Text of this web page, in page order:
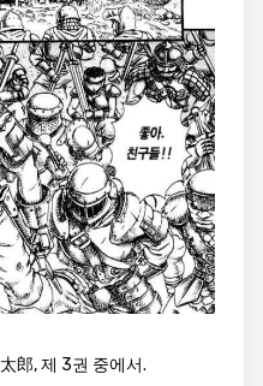
郎, 제 3권 중에서.